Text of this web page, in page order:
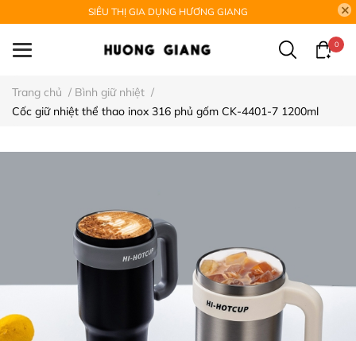
SIÊU THỊ GIA DỤNG HƯƠNG GIANG
0
Trang chủ / Bình giữ nhiệt /
Cốc giữ nhiệt thể thao inox 316 phủ gốm CK-4401-7 1200ml